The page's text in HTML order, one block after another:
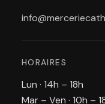
HORAIRES
Lun · 14h – 18h
Mar – Ven · 10h –